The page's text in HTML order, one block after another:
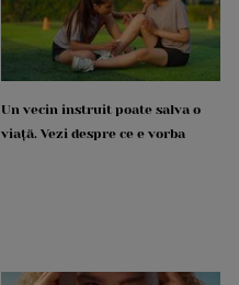
Un vecin instruit poate salva o
viață. Vezi despre ce e vorba